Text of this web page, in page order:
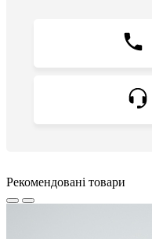
Рекомендовані товари